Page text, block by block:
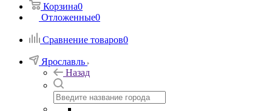
Корзина0
Отложенные0
Сравнение товаров0
Ярославль
Назад